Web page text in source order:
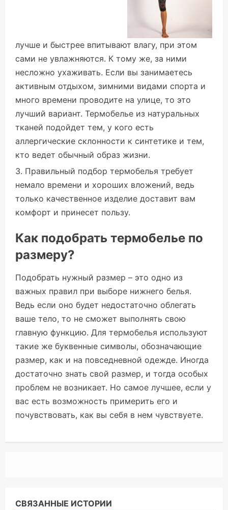
лучше и быстрее впитывают влагу, при этом
сами не увлажняются. К тому же, за ними
несложно ухаживать. Если вы занимаетесь
активным отдыхом, зимними видами спорта и
много времени проводите на улице, то это
лучший вариант. Термобелье из натуральных
тканей подойдет тем, у кого есть
аллергические склонности к синтетике и тем,
кто ведет обычный образ жизни.
Правильный подбор термобелья требует
немало времени и хороших вложений, ведь
только качественное изделие доставит вам
комфорт и принесет пользу.
Как подобрать термобелье по
размеру?
Подобрать нужный размер – это одно из
важных правил при выборе нижнего белья.
Ведь если оно будет недостаточно облегать
ваше тело, то не сможет выполнять свою
главную функцию. Для термобелья используют
такие же буквенные символы, обозначающие
размер, как и на повседневной одежде. Иногда
достаточно знать свой размер, и тогда особых
проблем не возникает. Но самое лучшее, если у
вас есть возможность примерить его и
почувствовать, как вы себя в нем чувствуете.
СВЯЗАННЫЕ ИСТОРИИ